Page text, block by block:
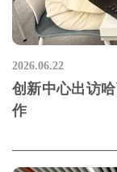
2026.06.22
创新中心出访
作